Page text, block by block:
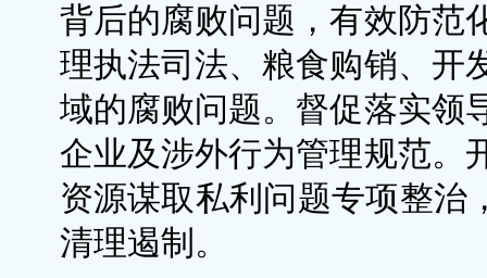
背后的腐败问题，有效防范
理执法司法、粮食购销、开
域的腐败问题。督促落实领
企业及涉外行为管理规范。
资源谋取私利问题专项整治
清理遏制。